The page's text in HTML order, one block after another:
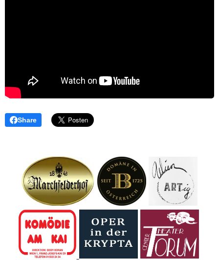
Share